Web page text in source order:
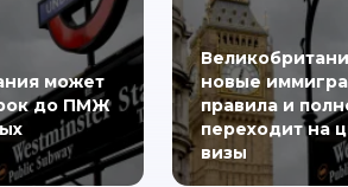
может
до ПМЖ
новые
правила и
переходит на
визы